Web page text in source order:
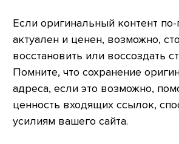
Если оригинальный контент
актуален и ценен, возможно,
восстановить или воссоздать
Помните, что сохранение
адреса, если это возможно,
ценность входящих ссылок,
усилиям вашего сайта.